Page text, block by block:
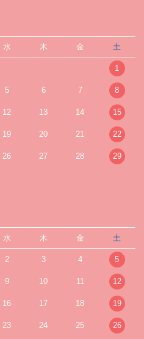
水 木 金 土
1
5 6 7 8
12 13 14 15
19 20 21 22
26 27 28 29
水 木 金 土
2 3 4 5
9 10 11 12
16 17 18 19
23 24 25 26